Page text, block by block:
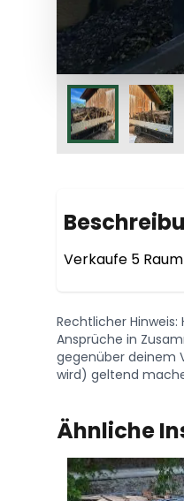
Verkaufe 5
Rechtlicher
Ansprüche in
gegenüber deinem
wird) geltend
Ähnliche